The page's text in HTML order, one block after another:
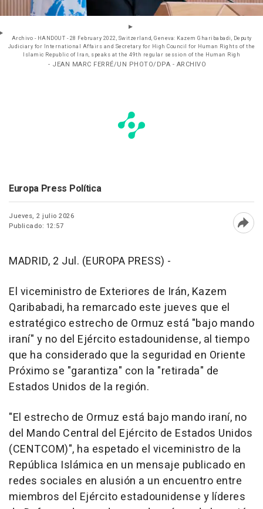
Archivo - HANDOUT - 28 February 2022, Switzerland, Geneva: Kazem Gharibabadi, Deputy
Judiciary for International Affairs and Secretary for High Council for Human Rights of the
Islamic Republic of Iran, speaks at the 49th regular session of the Human Righ
- JEAN MARC FERRÉ/UN PHOTO/DPA - ARCHIVO
Europa Press Política
Jueves, 2 julio 2026
Publicado: 12:57
MADRID, 2 Jul. (EUROPA PRESS) -
El viceministro de Exteriores de Irán, Kazem
Qaribabadi, ha remarcado este jueves que el
estratégico estrecho de Ormuz está "bajo mando
iraní" y no del Ejército estadounidense, al tiempo
que ha considerado que la seguridad en Oriente
Próximo se "garantiza" con la "retirada" de
Estados Unidos de la región.
"El estrecho de Ormuz está bajo mando iraní, no
del Mando Central del Ejército de Estados Unidos
(CENTCOM)", ha espetado el viceministro de la
República Islámica en un mensaje publicado en
redes sociales en alusión a un encuentro entre
miembros del Ejército estadounidense y líderes